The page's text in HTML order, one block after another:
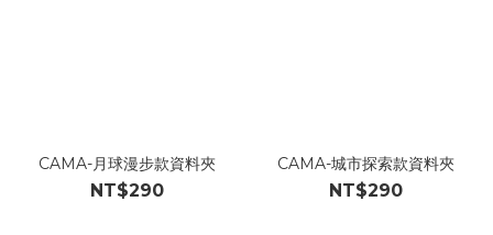
CAMA-月球漫步款資料夾
NT$290
CAMA-城市探索款資料夾
NT$290